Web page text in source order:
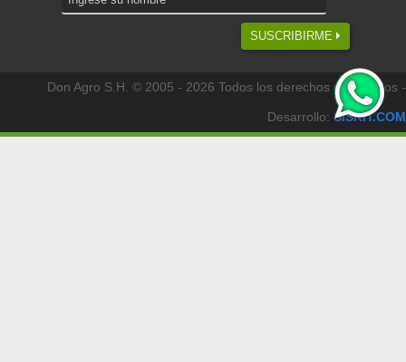
SUSCRIBIRME
Don Agro S.H. © 2005 - 2026 Todos los derechos reservados -
Desarrollo: SISKIT.COM